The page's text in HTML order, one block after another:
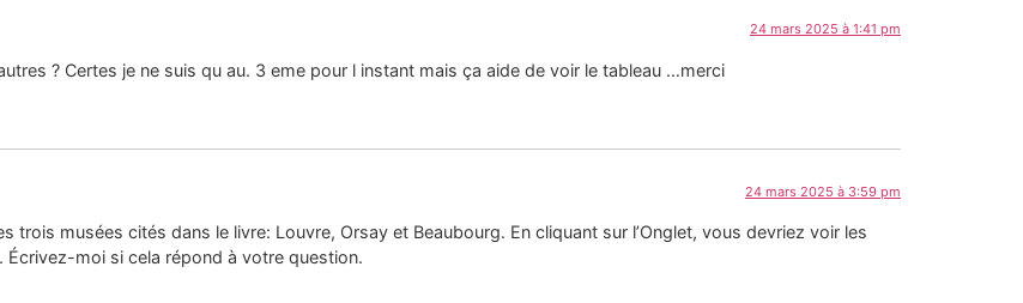
24 mars 2025 à 1:41 pm
? Certes je ne suis qu au. 3 eme pour l instant mais ça aide de voir le tableau …merci
24 mars 2025 à 3:59 pm
trois musées cités dans le livre: Louvre, Orsay et Beaubourg. En cliquant sur l’Onglet, vous devriez voir les
moi si cela répond à votre question.